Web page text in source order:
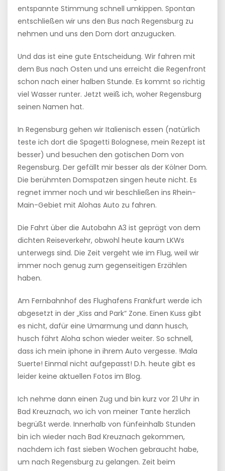
entspannte Stimmung schnell umkippen. Spontan
entschließen wir uns den Bus nach Regensburg zu
nehmen und uns den Dom dort anzugucken.
Und das ist eine gute Entscheidung. Wir fahren mit
dem Bus nach Osten und uns erreicht die Regenfront
schon nach einer halben Stunde. Es kommt so richtig
viel Wasser runter. Jetzt weiß ich, woher Regensburg
seinen Namen hat.
In Regensburg gehen wir Italienisch essen (natürlich
teste ich dort die Spagetti Bolognese, mein Rezept ist
besser) und besuchen den gotischen Dom von
Regensburg. Der gefällt mir besser als der Kölner Dom.
Die berühmten Domspatzen singen heute nicht. Es
regnet immer noch und wir beschließen ins Rhein-
Main-Gebiet mit Alohas Auto zu fahren.
Die Fahrt über die Autobahn A3 ist geprägt von dem
dichten Reiseverkehr, obwohl heute kaum LKWs
unterwegs sind. Die Zeit vergeht wie im Flug, weil wir
immer noch genug zum gegenseitigen Erzählen
haben.
Am Fernbahnhof des Flughafens Frankfurt werde ich
abgesetzt in der „Kiss and Park“ Zone. Einen Kuss gibt
es nicht, dafür eine Umarmung und dann husch,
husch fährt Aloha schon wieder weiter. So schnell,
dass ich mein iphone in ihrem Auto vergesse. !Mala
Suerte! Einmal nicht aufgepasst! D.h. heute gibt es
leider keine aktuellen Fotos im Blog.
Ich nehme dann einen Zug und bin kurz vor 21 Uhr in
Bad Kreuznach, wo ich von meiner Tante herzlich
begrüßt werde. Innerhalb von fünfeinhalb Stunden
bin ich wieder nach Bad Kreuznach gekommen,
nachdem ich fast sieben Wochen gebraucht habe,
um nach Regensburg zu gelangen. Zeit beim